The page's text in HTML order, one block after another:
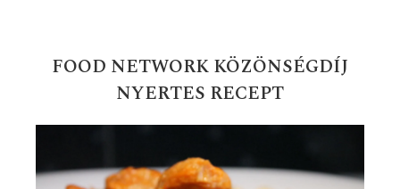
FOOD NETWORK KÖZÖNSÉGDÍJ
NYERTES RECEPT